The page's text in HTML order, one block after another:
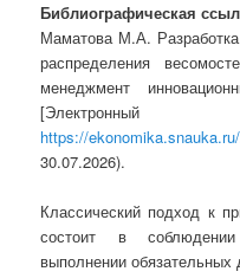
Библиографическая
Маматова М.А.
распределения
менеджмент
https://
30.07.2026).
Классический подход к
состоит в
выполнении обязательных